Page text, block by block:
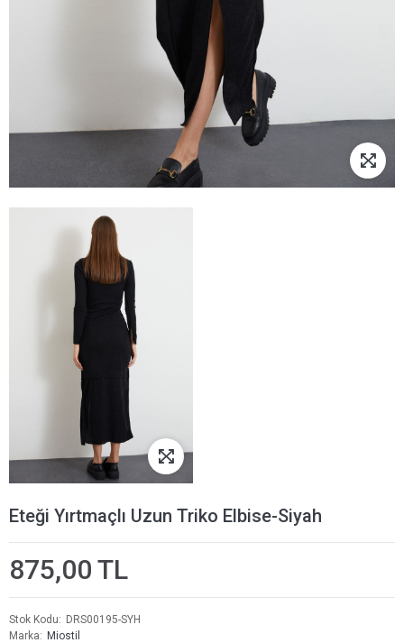
Eteği Yırtmaçlı Uzun Triko Elbise-Siyah
875,00 TL
Stok Kodu
DRS00195-SYH
Marka
Miostil